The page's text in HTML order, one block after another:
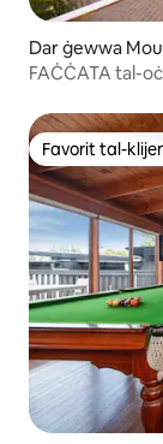
Dar ġewwa
FAĊĊATA tal-
Favorit tal-
Favorit tal-